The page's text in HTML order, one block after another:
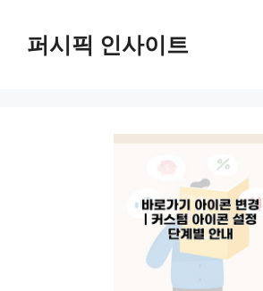
퍼시픽 인사이트